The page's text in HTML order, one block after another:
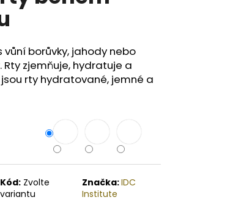
vůní borůvky, jahody nebo
zjemňuje, hydratuje a
jsou rty hydratované, jemné a
Kód: Zvolte
variantu
Značka:IDC
Institute
MÁSLO